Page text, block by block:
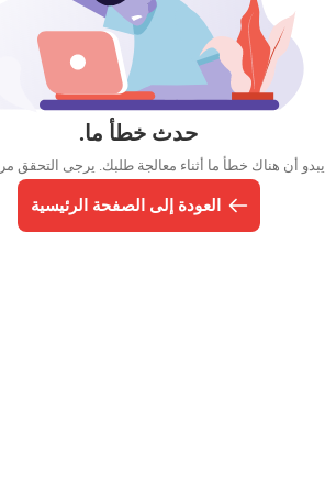
حدث خطأ ما.
يبدو أن هناك خطأ ما أثناء معالجة طلبك. يرجى التحقق
العودة إلى الصفحة الرئيسية